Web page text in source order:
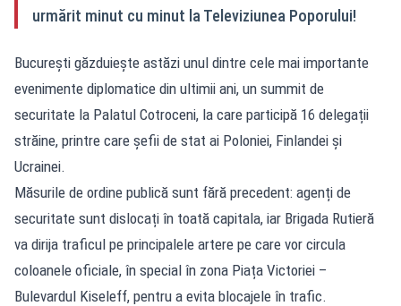
urmărit minut cu minut la Televiziunea Poporului!
București găzduiește astăzi unul dintre cele mai importante
evenimente diplomatice din ultimii ani, un summit de
securitate la Palatul Cotroceni, la care participă 16 delegații
străine, printre care șefii de stat ai Poloniei, Finlandei și
Ucrainei.
Măsurile de ordine publică sunt fără precedent: agenți de
securitate sunt dislocați în toată capitala, iar Brigada Rutieră
va dirija traficul pe principalele artere pe care vor circula
coloanele oficiale, în special în zona Piața Victoriei –
Bulevardul Kiseleff, pentru a evita blocajele în trafic.